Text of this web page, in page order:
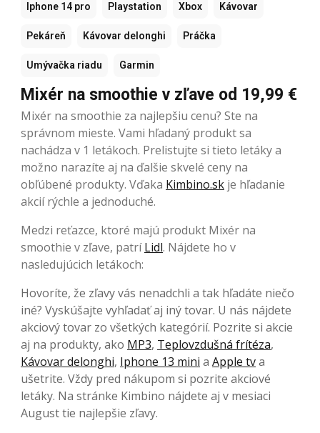
Iphone 14 pro Playstation Xbox Kávovar
Pekáreň Kávovar delonghi Práčka
Umývačka riadu Garmin
Mixér na smoothie v zľave od 19,99 €
Mixér na smoothie za najlepšiu cenu? Ste na
správnom mieste. Vami hľadaný produkt sa
nachádza v 1 letákoch. Prelistujte si tieto letáky a
možno narazíte aj na ďalšie skvelé ceny na
obľúbené produkty. Vďaka Kimbino.sk je hľadanie
akcií rýchle a jednoduché.
Medzi reťazce, ktoré majú produkt Mixér na
smoothie v zľave, patríLidl. Nájdete ho v
nasledujúcich letákoch:
Hovoríte, že zľavy vás nenadchli a tak hľadáte niečo
iné? Vyskúšajte vyhľadať aj iný tovar. U nás nájdete
akciový tovar zo všetkých kategórií. Pozrite si akcie
aj na produkty, ako MP3, Teplovzdušná frítéza,
Kávovar delonghi, Iphone 13 mini a Apple tva
ušetrite. Vždy pred nákupom si pozrite akciové
letáky. Na stránke Kimbino nájdete aj v mesiaci
August tie najlepšie zľavy.